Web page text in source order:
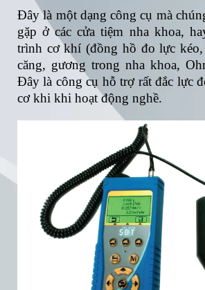
Đây là một dạng công cụ mà
gặp ở các cửa tiệm nha khoa,
trình cơ khí (đồng hồ đo lực
căng, gương trong nha khoa,
Đây là công cụ hỗ trợ rất đắc lực
cơ khi khi hoạt động nghề.